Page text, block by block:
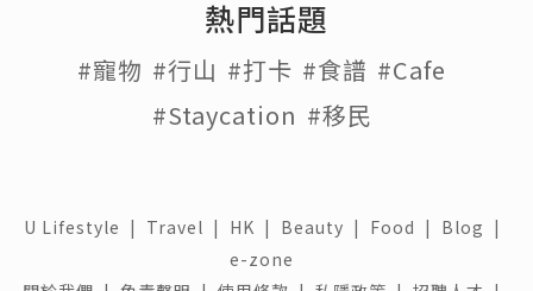
熱門話題
#寵物 #行山 #打卡 #食譜 #Cafe
#Staycation #移民
U Lifestyle | Travel | HK | Beauty | Food | Blog |
e-zone